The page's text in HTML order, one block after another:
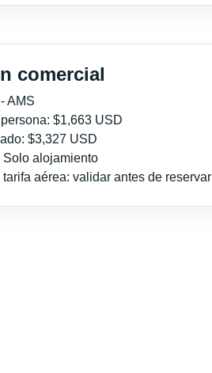
comercial
AMS
$1,663 USD
$3,327 USD
Solo alojamiento
aérea: validar antes de reservar